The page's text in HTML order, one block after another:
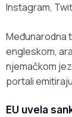
Instagram,
Međunarodna
engleskom,
njemačkom
portali
EU uvela